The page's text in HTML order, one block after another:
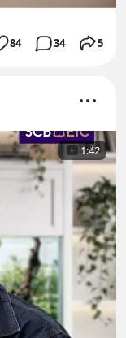
84 34 5
1:42